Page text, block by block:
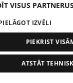
pirms 2 nedēļām, 6
VISUS PARTNERUS
IZVĒLI
PIEKRIST
ATSTĀT